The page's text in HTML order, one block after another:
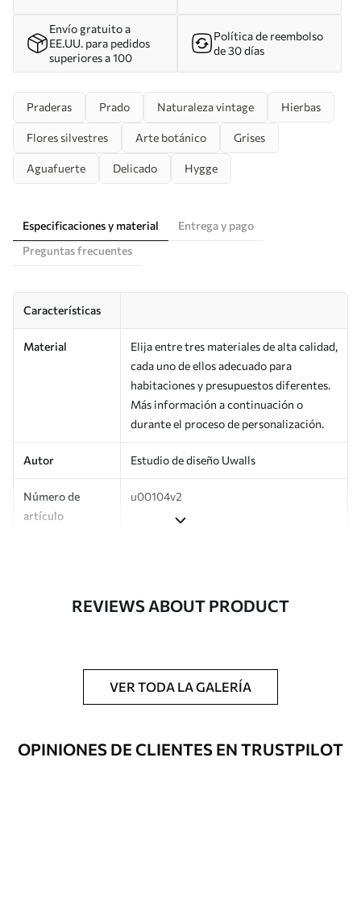
Envío gratuito a
EE.UU. para pedidos
superiores a 100
Política de reembolso
de 30 días
Praderas Prado Naturaleza vintage Hierbas
Flores silvestres Arte botánico Grises
Aguafuerte Delicado Hygge
Especificaciones y material
Entrega y pago
Preguntas frecuentes
Características
Material
Elija entre tres materiales de alta calidad,
cada uno de ellos adecuado para
habitaciones y presupuestos diferentes.
Más información a continuación o
durante el proceso de personalización.
Autor Estudio de diseño Uwalls
Número de
artículo
u00104v2
Adicionalmente
Disponible con recubrimiento de barniz
esponja suave. Los murales de pared con
recubrimiento de barniz pueden
Método de
Hasta 360 cm de altura: aplicación sin
REVIEWS ABOUT PRODUCT
VER TODA LA GALERÍA
OPINIONES DE CLIENTES EN TRUSTPILOT